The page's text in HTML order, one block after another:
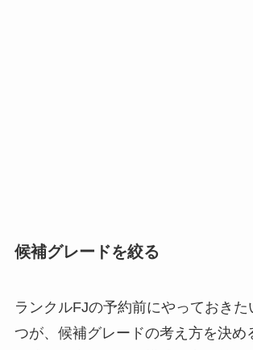
候補グレードを絞る
ランクルFJの予約前にやっておきた
つが、候補グレードの考え方を決め